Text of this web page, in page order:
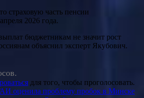
страховую часть пенсии
2026 года.
бюджетникам не значит рост
объяснил эксперт Якубович.
для того, чтобы проголосовать.
оценила проблему пробок в Минске